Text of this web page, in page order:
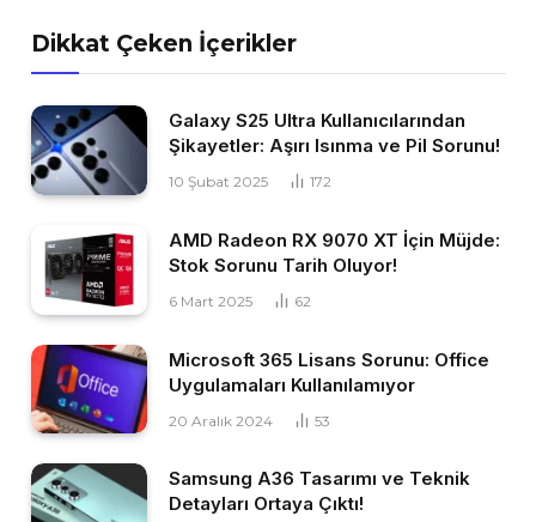
Dikkat Çeken İçerikler
Galaxy S25 Ultra Kullanıcılarından
Şikayetler: Aşırı Isınma ve Pil Sorunu!
10 Şubat 2025 172
AMD Radeon RX 9070 XT İçin Müjde:
Stok Sorunu Tarih Oluyor!
6 Mart 2025 62
Microsoft 365 Lisans Sorunu: Office
Uygulamaları Kullanılamıyor
20 Aralık 2024 53
Samsung A36 Tasarımı ve Teknik
Detayları Ortaya Çıktı!